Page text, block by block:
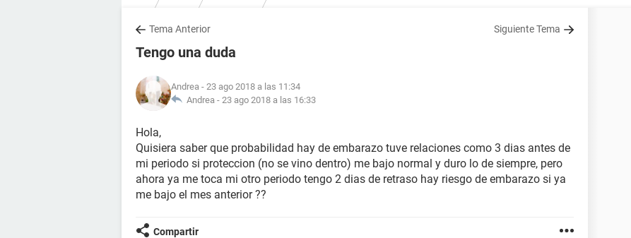
Tema Anterior Siguiente Tema
Tengo una duda
Andrea - 23 ago 2018 a las 11:34
Andrea - 23 ago 2018 a las 16:33
Hola,
Quisiera saber que probabilidad hay de embarazo tuve relaciones como 3 dias antes de
mi periodo si proteccion (no se vino dentro) me bajo normal y duro lo de siempre, pero
ahora ya me toca mi otro periodo tengo 2 dias de retraso hay riesgo de embarazo si ya
me bajo el mes anterior ??
Compartir